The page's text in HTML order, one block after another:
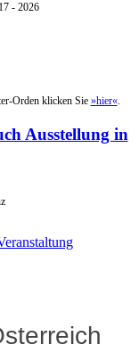
- 2026
Orden klicken Sie »hier«.
Ausstellung in